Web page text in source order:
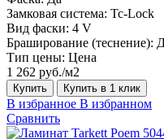
Замковая система: Tc-Lock
Вид фаски: 4 V
Браширование (теснение):
Тип цены: Цена
1 262 руб./м2
Купить Купить в 1 клик
В избранное В избранном
Сравнить